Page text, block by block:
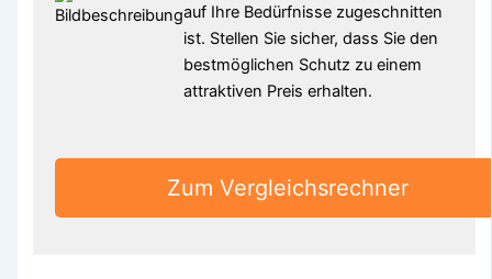
auf Ihre Bedürfnisse zugeschnitten
ist. Stellen Sie sicher, dass Sie den
bestmöglichen Schutz zu einem
attraktiven Preis erhalten.
Zum Vergleichsrechner